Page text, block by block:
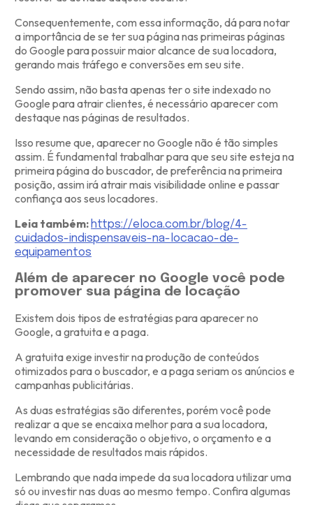
Consequentemente, com essa informação, dá para notar
a importância de se ter sua página nas primeiras páginas
do Google para possuir maior alcance de sua locadora,
gerando mais tráfego e conversões em seu site.
Sendo assim, não basta apenas ter o site indexado no
Google para atrair clientes, é necessário aparecer com
destaque nas páginas de resultados.
Isso resume que, aparecer no Google não é tão simples
assim. É fundamental trabalhar para que seu site esteja na
primeira página do buscador, de preferência na primeira
posição, assim irá atrair mais visibilidade online e passar
confiança aos seus locadores.
Leia também: https://eloca.com.br/blog/4-
cuidados-indispensaveis-na-locacao-de-
equipamentos
Além de aparecer no Google você pode
promover sua página de locação
Existem dois tipos de estratégias para aparecer no
Google, a gratuita e a paga.
A gratuita exige investir na produção de conteúdos
otimizados para o buscador, e a paga seriam os anúncios e
campanhas publicitárias.
As duas estratégias são diferentes, porém você pode
realizar a que se encaixa melhor para a sua locadora,
levando em consideração o objetivo, o orçamento e a
necessidade de resultados mais rápidos.
Lembrando que nada impede da sua locadora utilizar uma
só ou investir nas duas ao mesmo tempo. Confira algumas